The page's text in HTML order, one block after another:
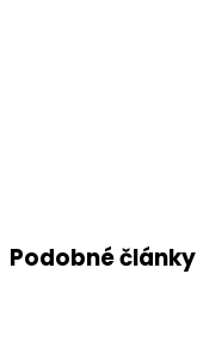
Podobné články